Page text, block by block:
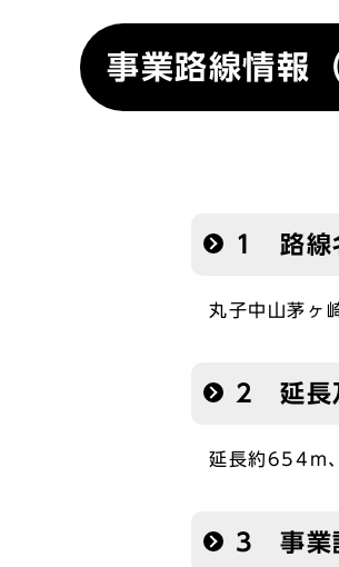
事業路線情報
1 路線
丸子中山茅ヶ
2 延長
延長約654m
3 事業